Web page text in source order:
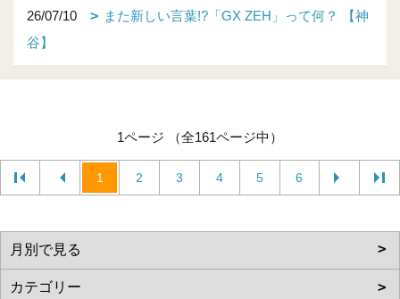
26/07/10
また新しい言葉!?「GX ZEH」って何？ 【神
谷】
1ページ （全161ページ中）
1 2 3 4 5 6